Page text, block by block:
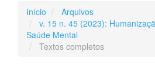
Início
Arquivos
v. 15 n. 45 (2023):
Saúde Mental
Textos completos